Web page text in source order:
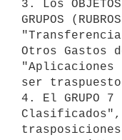
3. Los
GRUPOS
Otros Gastos
"Aplicaciones
ser
4. El GRUPO